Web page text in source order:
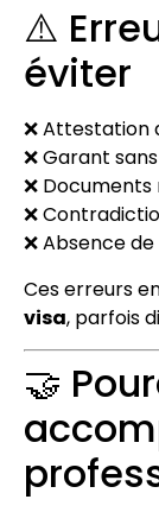
⚠️
éviter
❌ Attestation
❌ Garant
❌
❌
❌ Absence
Ces erreurs
visa, parfois
🤝